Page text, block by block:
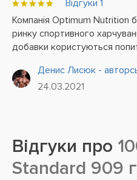
Відгуки 1
Компанія Optimum Nutrition
ринку спортивного
добавки користуються
прийнятною вартістю і
продукції, яка...
Денис Лисюк -
24.03.2021
Відгуки про
Standard 909